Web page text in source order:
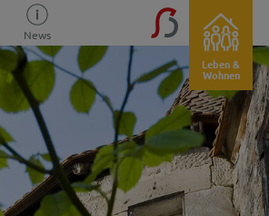
News
Leben &
Wohnen